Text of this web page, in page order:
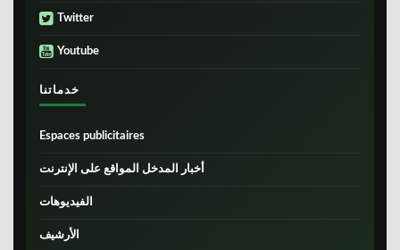
Twitter
Youtube
خدماتنا
Espaces publicitaires
أخبار المدخل المواقع على الإنترنت
الفيديوهات
الأرشيف